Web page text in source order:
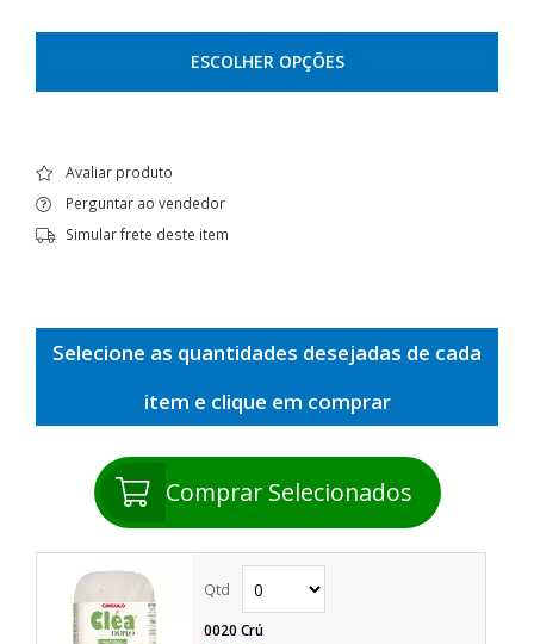
ESCOLHER OPÇÕES
Avaliar produto
Perguntar ao vendedor
Simular frete deste item
Selecione as quantidades desejadas de cada
item e clique em comprar
Comprar Selecionados
0020 Crú